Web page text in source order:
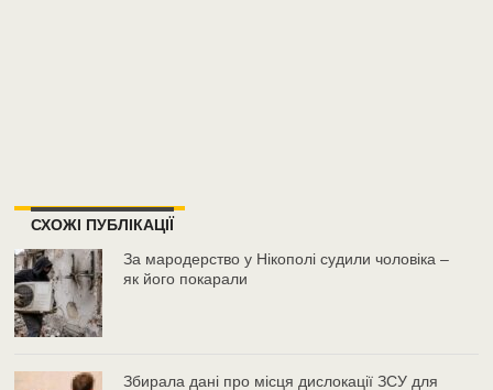
СХОЖІ ПУБЛІКАЦІЇ
За мародерство у Нікополі судили чоловіка –
як його покарали
Збирала дані про місця дислокації ЗСУ для